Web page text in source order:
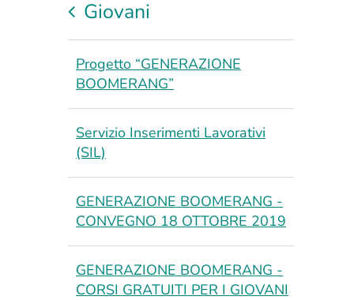
Giovani
Progetto “GENERAZIONE
BOOMERANG”
Servizio Inserimenti Lavorativi
(SIL)
GENERAZIONE BOOMERANG -
CONVEGNO 18 OTTOBRE 2019
GENERAZIONE BOOMERANG -
CORSI GRATUITI PER I GIOVANI